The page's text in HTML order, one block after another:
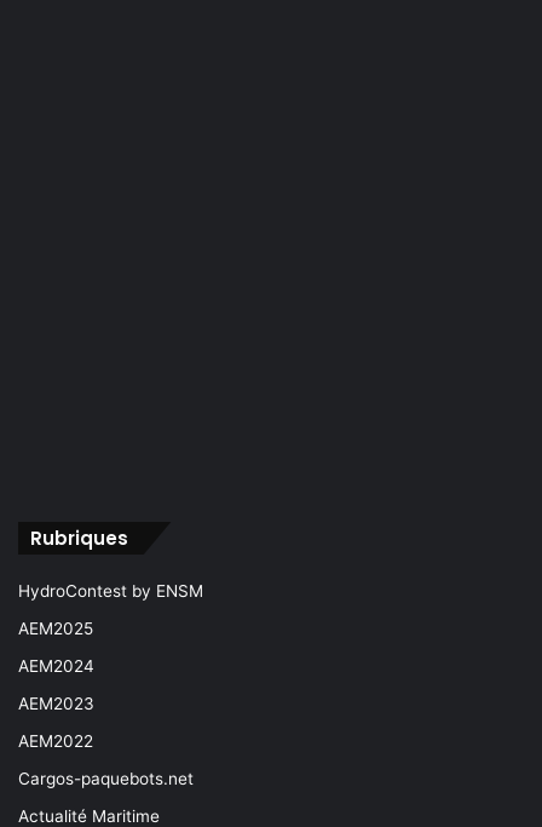
Rubriques
HydroContest by ENSM
AEM2025
AEM2024
AEM2023
AEM2022
Cargos-paquebots.net
Actualité Maritime